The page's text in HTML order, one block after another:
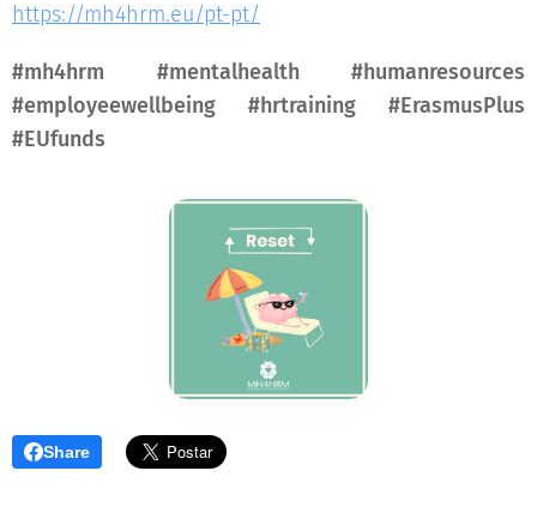
https://mh4hrm.eu/pt-pt/
#mh4hrm #mentalhealth #humanresources
#employeewellbeing #hrtraining #ErasmusPlus
#EUfunds
Share